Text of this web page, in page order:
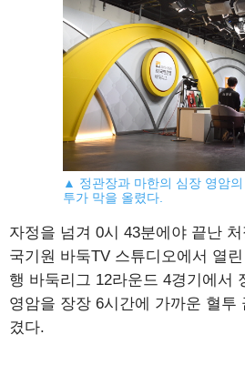
▲ 정관장과 마한의 심장 영암
투가 막을 올렸다.
자정을 넘겨 0시 43분에야 끝난
국기원 바둑TV 스튜디오에서 열
행 바둑리그 12라운드 4경기에서
영암을 장장 6시간에 가까운 혈투
겼다.